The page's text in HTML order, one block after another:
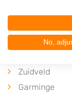
Zuidveld
Garminge
No,